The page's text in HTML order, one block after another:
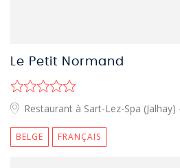
Le Petit Normand
Restaurant à Sart-Lez-Spa (Jalhay)
BELGE FRANÇAIS